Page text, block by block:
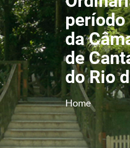
período
da
de
do Rio
Home